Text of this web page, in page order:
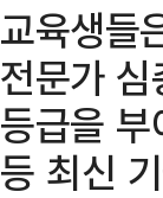
교육생들
전문가
등급을
등 최신